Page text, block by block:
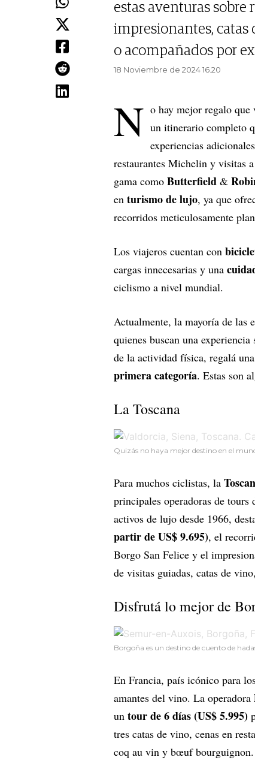
estas aventuras sobre
impresionantes, catas
o acompañados por
18 Noviembre de 2024 16.20
N o hay mejor regalo que
un itinerario completo
experiencias
restaurantes Michelin y visitas
gama como Butterfield &
en turismo de lujo, ya que
recorridos meticulosamente
Los viajeros cuentan con
cargas innecesarias y una
ciclismo a nivel mundial.
Actualmente, la mayoría de las
quienes buscan una
de la actividad física, regalá
primera categoría. Estas son
La Toscana
Quizás no haya mejor destino en el
Para muchos ciclistas, la
principales operadoras de tours
activos de lujo desde 1966,
partir de US$ 9.695), el
Borgo San Felice y el
de visitas guiadas, catas de
Disfrutá lo mejor de
Borgoña es un destino de cuento de
En Francia, país icónico para
amantes del vino. La operadora
un tour de 6 días (US$ 5.995)
tres catas de vino, cenas en
coq au vin y bœuf bourguignon.